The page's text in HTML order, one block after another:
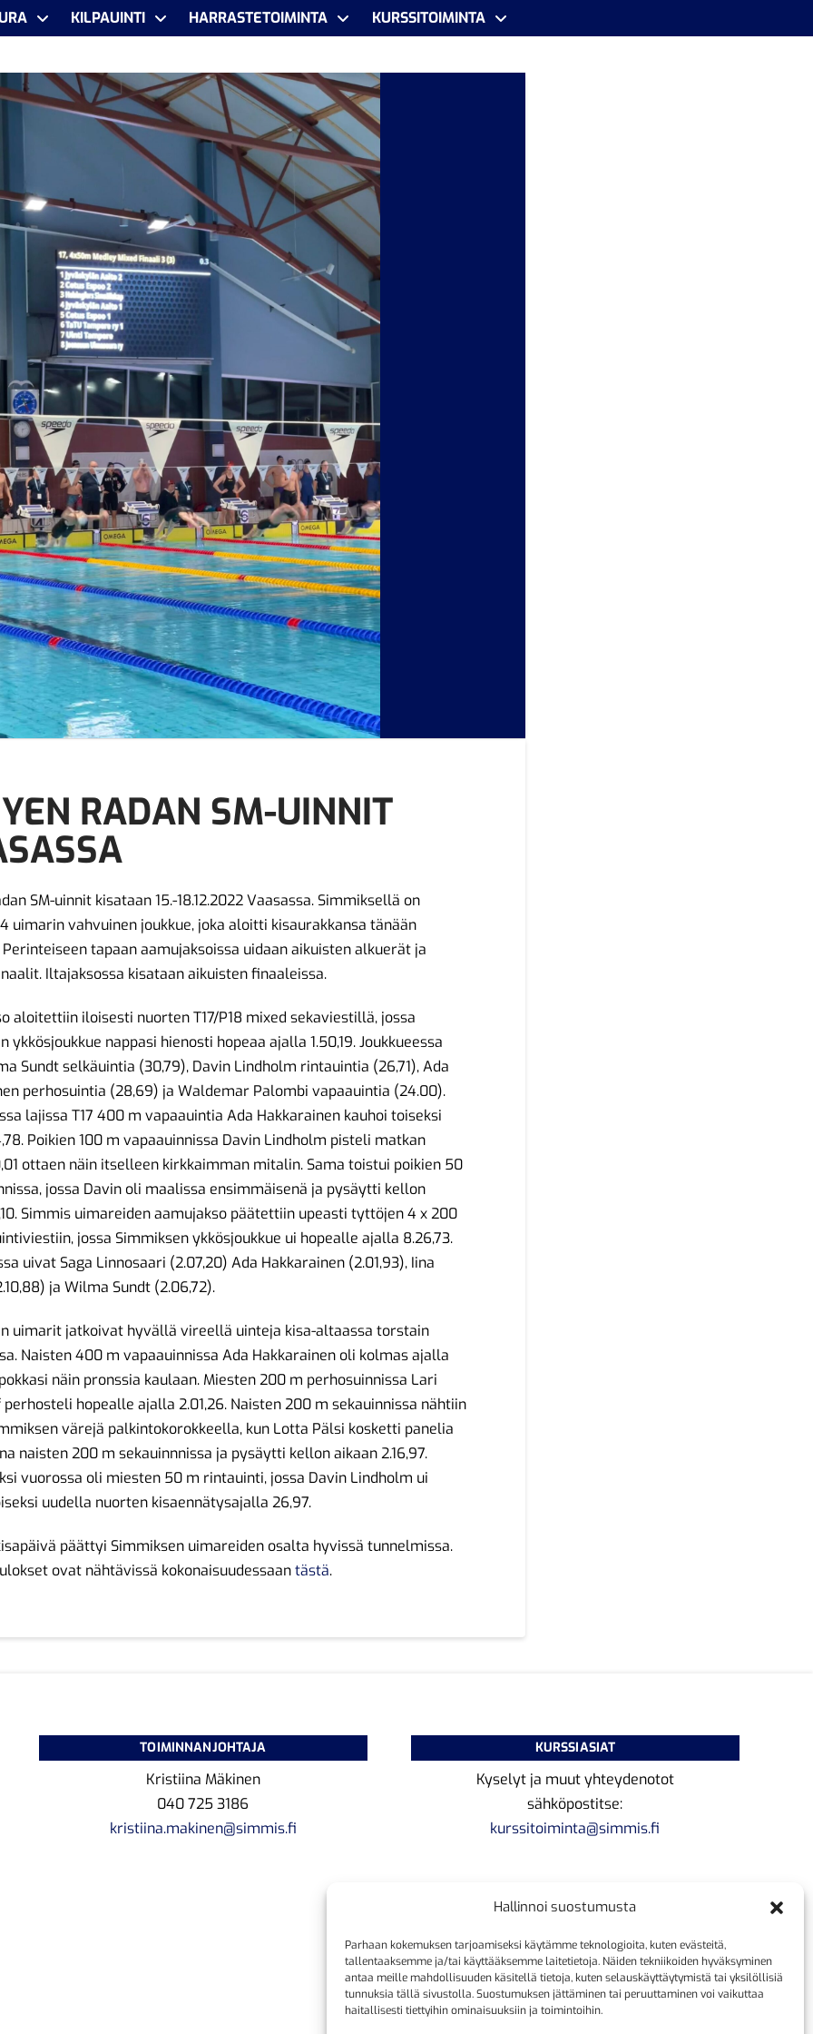
Hallinnoi suostumusta
Parhaan kokemuksen tarjoamiseksi käytämme teknologioita, kuten evästeitä,
tallentaaksemme ja/tai käyttääksemme laitetietoja. Näiden tekniikoiden hyväksyminen
antaa meille mahdollisuuden käsitellä tietoja, kuten selauskäyttäytymistä tai yksilöllisiä
tunnuksia tällä sivustolla. Suostumuksen jättäminen tai peruuttaminen voi vaikuttaa
haitallisesti tiettyihin ominaisuuksiin ja toimintoihin.
KILPAUINTI HARRASTETOIMINTA KURSSITOIMINTA
RADAN SM-UINNIT
SM-uinnit kisataan 15.-18.12.2022 Vaasassa. Simmiksellä on
uimarin vahvuinen joukkue, joka aloitti kisaurakkansa tänään
tapaan aamujaksoissa uidaan aikuisten alkuerät ja
Iltajaksossa kisataan aikuisten finaaleissa.
aloitettiin iloisesti nuorten T17/P18 mixed sekaviestillä, jossa
ykkösjoukkue nappasi hienosti hopeaa ajalla 1.50,19. Joukkueessa
Sundt selkäuintia (30,79), Davin Lindholm rintauintia (26,71), Ada
perhosuintia (28,69) ja Waldemar Palombi vapaauintia (24.00).
lajissa T17 400 m vapaauintia Ada Hakkarainen kauhoi toiseksi
Poikien 100 m vapaauinnissa Davin Lindholm pisteli matkan
ottaen näin itselleen kirkkaimman mitalin. Sama toistui poikien 50
jossa Davin oli maalissa ensimmäisenä ja pysäytti kellon
Simmis uimareiden aamujakso päätettiin upeasti tyttöjen 4 x 200
jossa Simmiksen ykkösjoukkue ui hopealle ajalla 8.26,73.
uivat Saga Linnosaari (2.07,20) Ada Hakkarainen (2.01,93), Iina
ja Wilma Sundt (2.06,72).
uimarit jatkoivat hyvällä vireellä uinteja kisa-altaassa torstain
Naisten 400 m vapaauinnissa Ada Hakkarainen oli kolmas ajalla
näin pronssia kaulaan. Miesten 200 m perhosuinnissa Lari
hopealle ajalla 2.01,26. Naisten 200 m sekauinnissa nähtiin
värejä palkintokorokkeella, kun Lotta Pälsi kosketti panelia
naisten 200 m sekauinnnissa ja pysäytti kellon aikaan 2.16,97.
vuorossa oli miesten 50 m rintauinti, jossa Davin Lindholm ui
uudella nuorten kisaennätysajalla 26,97.
päättyi Simmiksen uimareiden osalta hyvissä tunnelmissa.
ovat nähtävissä kokonaisuudessaantästä.
TOIMINNANJOHTAJA
Kristiina Mäkinen
040 725 3186
kristiina.makinen@simmis.fi
KURSSIASIAT
Kyselyt ja muut yhteydenotot
sähköpostitse:
kurssitoiminta@simmis.fi